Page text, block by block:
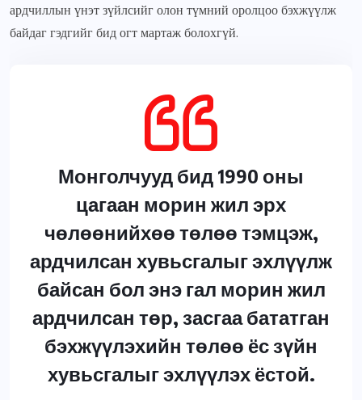
ардчиллын үнэт зүйлсийг олон түмний оролцоо бэхжүүлж
байдаг гэдгийг бид огт мартаж болохгүй.
Монголчууд бид 1990 оны
цагаан морин жил эрх
чөлөөнийхөө төлөө тэмцэж,
ардчилсан хувьсгалыг эхлүүлж
байсан бол энэ гал морин жил
ардчилсан төр, засгаа бататган
бэхжүүлэхийн төлөө ёс зүйн
хувьсгалыг эхлүүлэх ёстой.